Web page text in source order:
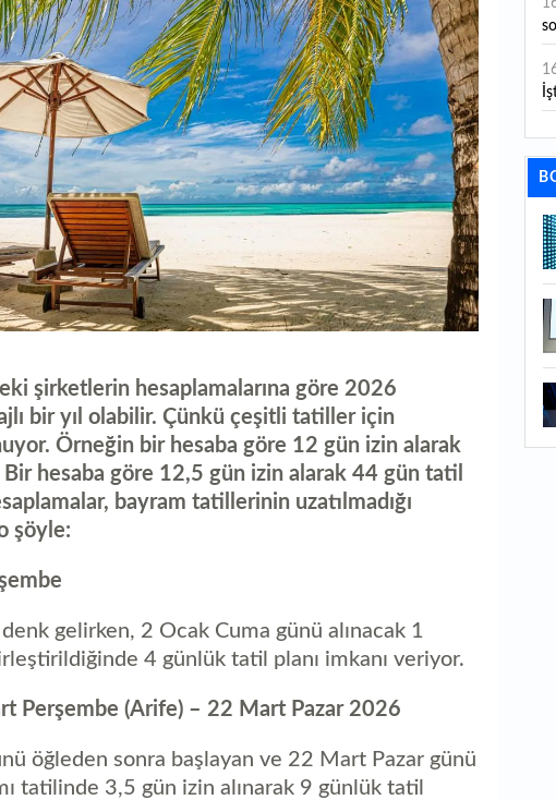
şirketlerin hesaplamalarına göre 2026
bir yıl olabilir. Çünkü çeşitli tatiller için
Örneğin bir hesaba göre 12 gün izin alarak
hesaba göre 12,5 gün izin alarak 44 gün tatil
bayram tatillerinin uzatılmadığı
şöyle:
gelirken, 2 Ocak Cuma günü alınacak 1
4 günlük tatil planı imkanı veriyor.
Perşembe (Arife) – 22 Mart Pazar 2026
öğleden sonra başlayan ve 22 Mart Pazar günü
tatilinde 3,5 gün izin alınarak 9 günlük tatil